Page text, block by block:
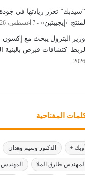
“سيدبك” تعزز ريادتها في
لمنتج «إيجيبتين»
7 أغسطس، 2026
وزير البترول يبحث مع إكسون
لربط اكتشافات قبرص بالبنية
2026
المفتاحية
أوبك + الدكتور وسيم وهدان
المهندس طارق الملا المهندس